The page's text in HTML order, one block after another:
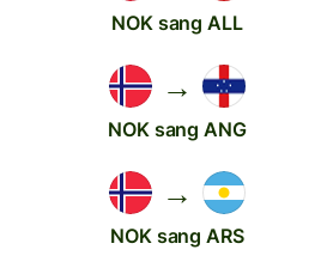
NOK sang ALL
→
NOK sang ANG
→
NOK sang ARS